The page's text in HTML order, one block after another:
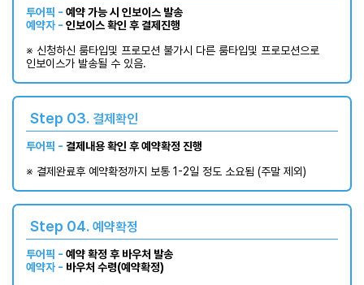
투어픽 - 예약 가능 시 인보이스 발송
예약자 - 인보이스 확인 후 결제진행
※ 신청하신 룸타입및 프로모션 불가시 다른 룸타입및 프로모션으로
인보이스가 발송될 수 있음.
Step 03. 결제확인
투어픽 - 결제내용 확인 후 예약확정 진행
※ 결제완료후 예약확정까지 보통 1-2일 정도 소요됨 (주말 제외)​
Step 04. 예약확정
투어픽 - 예약 확정 후 바우처 발송
예약자 - 바우처 수령(예약확정)